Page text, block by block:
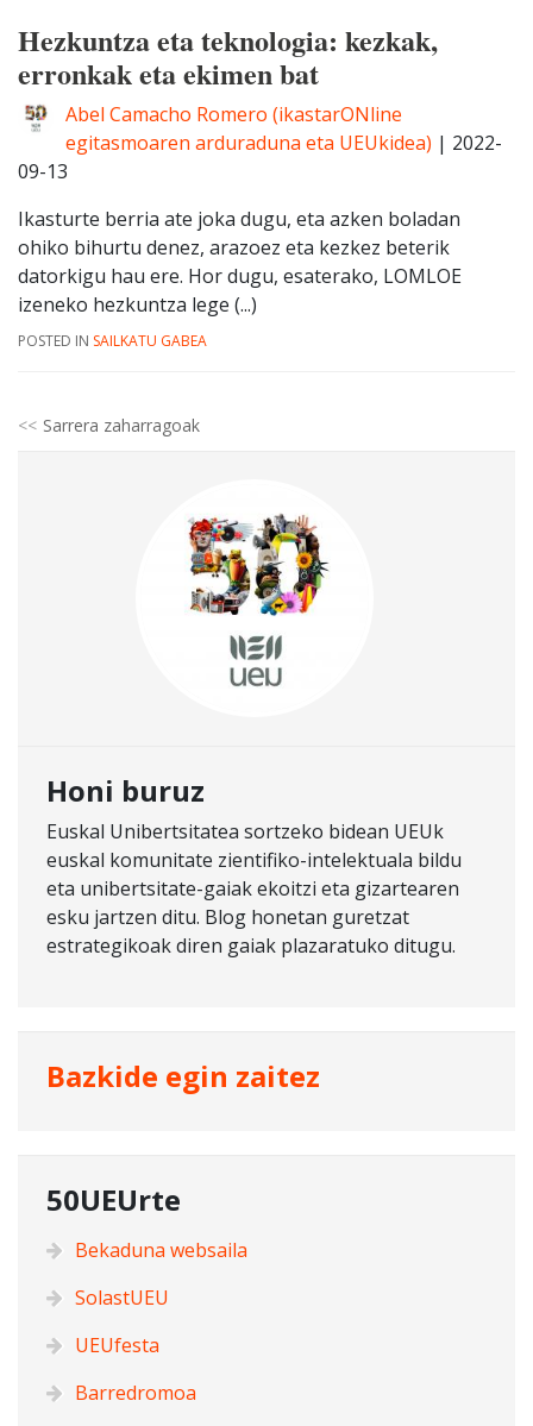
Hezkuntza eta teknologia: kezkak,
erronkak eta ekimen bat
Abel Camacho Romero (ikastarONline
egitasmoaren arduraduna eta UEUkidea) | 2022-
09-13
Ikasturte berria ate joka dugu, eta azken boladan
ohiko bihurtu denez, arazoez eta kezkez beterik
datorkigu hau ere. Hor dugu, esaterako, LOMLOE
izeneko hezkuntza lege (...)
POSTED IN SAILKATU GABEA
Sarrera zaharragoak
Honi buruz
Euskal Unibertsitatea sortzeko bidean UEUk
euskal komunitate zientifiko-intelektuala bildu
eta unibertsitate-gaiak ekoitzi eta gizartearen
esku jartzen ditu. Blog honetan guretzat
estrategikoak diren gaiak plazaratuko ditugu.
Bazkide egin zaitez
50UEUrte
Bekaduna websaila
SolastUEU
UEUfesta
Barredromoa